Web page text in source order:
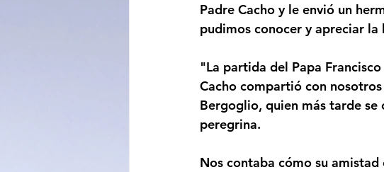
Padre Cacho y le envió un
pudimos conocer y apreciar
"La partida del Papa
Cacho compartió con
Bergoglio, quien más tarde se
peregrina.
Nos contaba cómo su